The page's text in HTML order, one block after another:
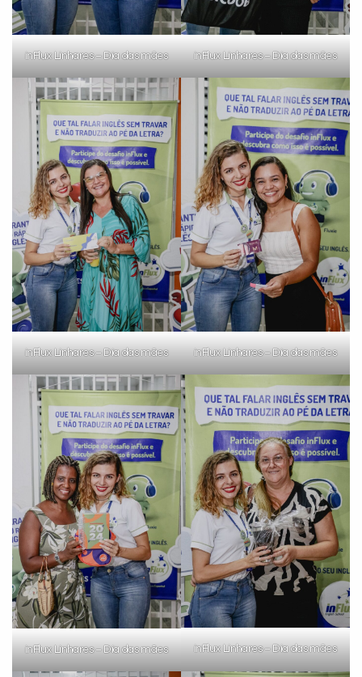
inFlux Linhares – Dia das mães inFlux Linhares – Dia das mães
inFlux Linhares – Dia das mães inFlux Linhares – Dia das mães
inFlux Linhares – Dia das mães inFlux Linhares – Dia das mães